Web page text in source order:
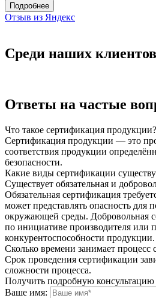
Подробнее
Отзыв из Яндекс
Среди наших клиентов
Ответы на частые
Что такое сертификация продукции?
Сертификация продукции — это
соответствия продукции
безопасности.
Какие виды сертификации
Существует обязательная и
Обязательная сертификация
может представлять опасность для
окружающей среды. Добровольная
по инициативе производителя или
конкурентоспособности продукции.
Сколько времени занимает процесс
Срок проведения сертификации
сложности процесса.
Получить подробную консультацию
Ваше имя: